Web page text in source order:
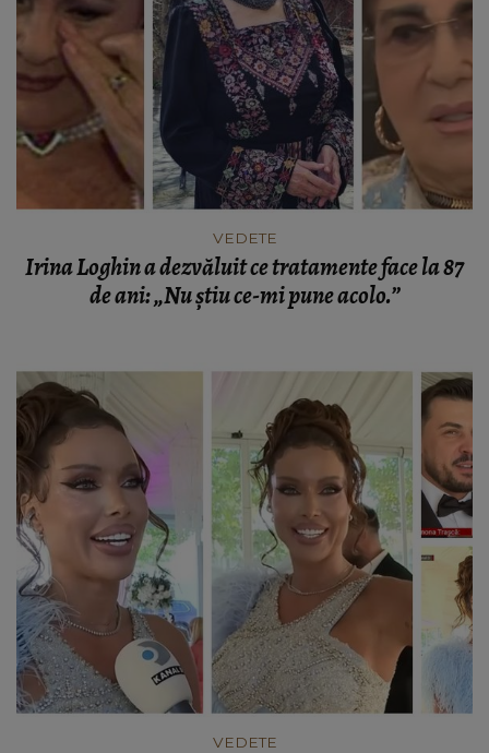
VEDETE
Irina Loghin a dezvăluit ce tratamente face la 87
de ani: „Nu știu ce-mi pune acolo.”
VEDETE